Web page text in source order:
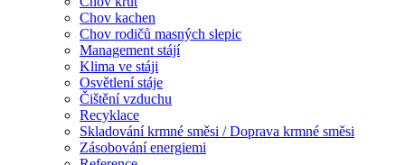
Chov kachen
Chov rodičů masných slepic
Management stájí
Klima ve stáji
Osvětlení stáje
Čištění vzduchu
Recyklace
Skladování krmné směsi / Doprava krmné směsi
Zásobování energiemi